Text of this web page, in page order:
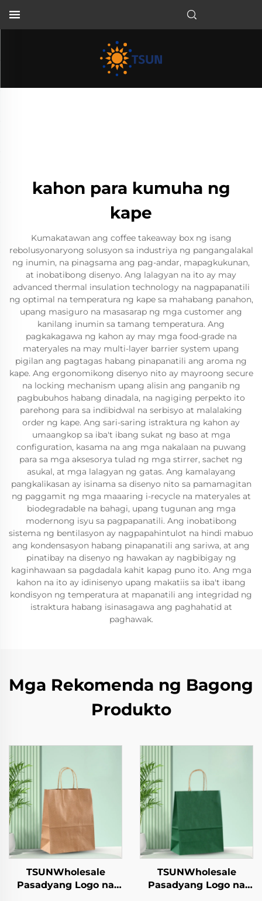
kahon para kumuha ng
kape
Kumakatawan ang coffee takeaway box ng isang
rebolusyonaryong solusyon sa industriya ng pangangalakal
ng inumin, na pinagsama ang pag-andar, mapagkukunan,
at inobatibong disenyo. Ang lalagyan na ito ay may
advanced thermal insulation technology na nagpapanatili
ng optimal na temperatura ng kape sa mahabang panahon,
upang masiguro na masasarap ng mga customer ang
kanilang inumin sa tamang temperatura. Ang
pagkakagawa ng kahon ay may mga food-grade na
materyales na may multi-layer barrier system upang
pigilan ang pagtagas habang pinapanatili ang aroma ng
kape. Ang ergonomikong disenyo nito ay mayroong secure
na locking mechanism upang alisin ang panganib ng
pagbubuhos habang dinadala, na nagiging perpekto ito
parehong para sa indibidwal na serbisyo at malalaking
order ng kape. Ang sari-saring istraktura ng kahon ay
umaangkop sa iba't ibang sukat ng baso at mga
configuration, kasama na ang mga nakalaan na puwang
para sa mga aksesorya tulad ng mga stirrer, sachet ng
asukal, at mga lalagyan ng gatas. Ang kamalayang
pangkalikasan ay isinama sa disenyo nito sa pamamagitan
ng paggamit ng mga maaaring i-recycle na materyales at
biodegradable na bahagi, upang tugunan ang mga
modernong isyu sa pagpapanatili. Ang inobatibong
sistema ng bentilasyon ay nagpapahintulot na hindi mabuo
ang kondensasyon habang pinapanatili ang sariwa, at ang
pinatibay na disenyo ng hawakan ay nagbibigay ng
kaginhawaan sa pagdadala kahit kapag puno ito. Ang mga
kahon na ito ay idinisenyo upang makatiis sa iba't ibang
kondisyon ng temperatura at mapanatili ang integridad ng
istraktura habang isinasagawa ang paghahatid at
paghawak.
Mga Rekomenda ng Bagong
Produkto
TSUNWholesale
Pasadyang Logo na
TSUNWholesale
Pasadyang Logo na